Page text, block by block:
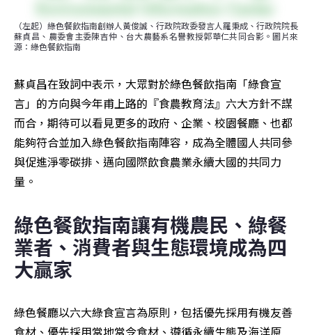
（左起）綠色餐飲指南創辦人黃俊誠、行政院政委發言人羅秉成、行政院院長
蘇貞昌、農委會主委陳吉仲、台大農藝系名譽教授郭華仁共同合影。圖片來
源：綠色餐飲指南
蘇貞昌在致詞中表示，大眾對於綠色餐飲指南「綠食宣
言」的方向與今年甫上路的『食農教育法』六大方針不謀
而合，期待可以看見更多的政府、企業、校園餐廳、也都
能夠符合並加入綠色餐飲指南陣容，成為全體國人共同參
與促進淨零碳排、邁向國際飲食農業永續大國的共同力
量。
綠色餐飲指南讓有機農民、綠餐
業者、消費者與生態環境成為四
大贏家
綠色餐廳以六大綠食宣言為原則，包括優先採用有機友善